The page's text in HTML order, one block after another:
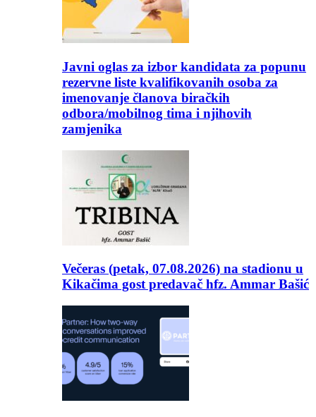
Javni oglas za izbor kandidata za popunu
rezervne liste kvalifikovanih osoba za
imenovanje članova biračkih
odbora/mobilnog tima i njihovih
zamjenika
Večeras (petak, 07.08.2026) na stadionu u
Kikačima gost predavač hfz. Ammar Bašić